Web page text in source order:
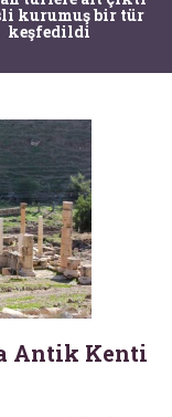
kurumuş bir tür
keşfedildi
Antik Kenti